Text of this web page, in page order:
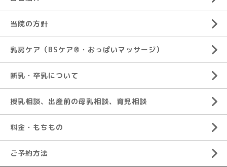
当院の方針
乳房ケア（BSケア®︎・おっぱいマッサージ）
断乳・卒乳について
授乳相談、出産前の母乳相談、育児相談
料金・もちもの
ご予約方法